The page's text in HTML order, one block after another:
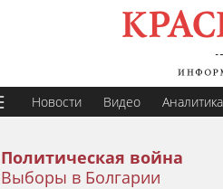
Новости Видео Аналитика
Политическая война
Выборы в Болгарии